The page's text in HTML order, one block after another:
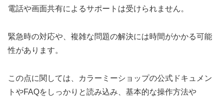
電話や画面共有によるサポートは受けられません。
緊急時の対応や、複雑な問題の解決には時間がかかる可能
性があります。
この点に関しては、カラーミーショップの公式ドキュメン
トやFAQをしっかりと読み込み、基本的な操作方法や